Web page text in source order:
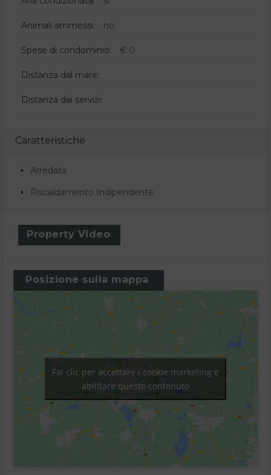
Animali ammessi: no
Spese di condominio: € 0
Distanza dal mare:
Distanza dai servizi:
Caratteristiche
Arredata
Riscaldamento Indipendente
Property Video
Posizione sulla mappa
Fai clic per accettare i cookie marketing e
abilitare questo contenuto